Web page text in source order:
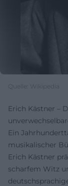
Quelle: Wikipedia
Erich Kästner –
Ein
musikalischer
Erich Kästner
scharfem Witz